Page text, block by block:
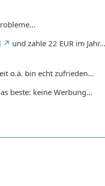
und zahle 22 EUR im
o.ä. bin echt zufrieden...
beste: keine Werbung...